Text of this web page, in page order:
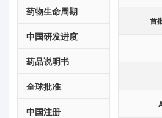
药物生命周期
中国研发进度
药品说明书
全球批准
中国注册
首